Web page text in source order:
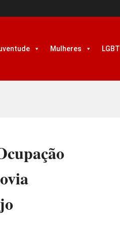
Mulheres LGBT